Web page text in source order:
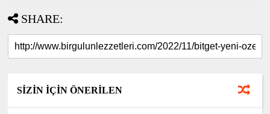
SHARE:
SİZİN İÇİN ÖNERİLEN